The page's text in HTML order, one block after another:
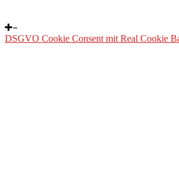
DSGVO Cookie Consent mit Real Cookie